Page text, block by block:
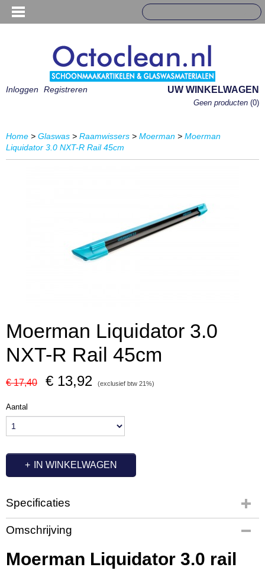
Inloggen Registreren UW WINKELWAGEN
Geen producten (0)
Home > Glaswas > Raamwissers > Moerman > Moerman
Liquidator 3.0 NXT-R Rail 45cm
Moerman Liquidator 3.0
NXT-R Rail 45cm
€ 17,40 € 13,92 (exclusief btw 21%)
Aantal
IN WINKELWAGEN
Specificaties
Productcode
MM1006
Productcode leverancier
26024
Omschrijving
Moerman Liquidator 3.0 rail